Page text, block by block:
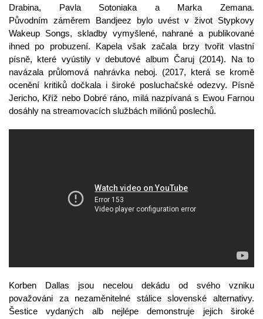
Drabina, Pavla Sotoniaka a Marka Zemana.
Původním záměrem Bandjeez bylo uvést v život Stypkovy
Wakeup Songs, skladby vymyšlené, nahrané a publikované
ihned po probuzení. Kapela však začala brzy tvořit vlastní
písně, které vyústily v debutové album Čaruj (2014). Na to
navázala průlomová nahrávka neboj. (2017, která se kromě
ocenění kritiků dočkala i široké posluchačské odezvy. Písně
Jericho, Kříž nebo Dobré ráno, milá nazpívaná s Ewou Farnou
dosáhly na streamovacích službách miliónů poslechů.
Korben Dallas jsou necelou dekádu od svého vzniku
považováni za nezaměnitelné stálice slovenské alternativy.
Šestice vydaných alb nejlépe demonstruje jejich široké